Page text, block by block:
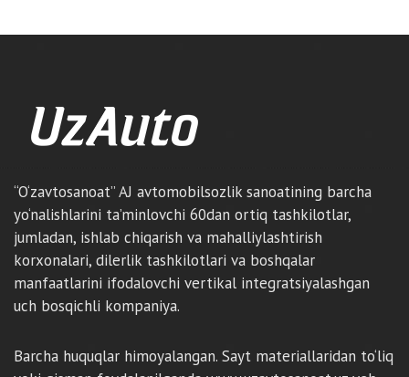
“O‘zavtosanoat” AJ avtomobilsozlik sanoatining barcha
yo‘nalishlarini ta’minlovchi 60dan ortiq tashkilotlar,
jumladan, ishlab chiqarish va mahalliylashtirish
korxonalari, dilerlik tashkilotlari va boshqalar
manfaatlarini ifodalovchi vertikal integratsiyalashgan
uch bosqichli kompaniya.
Barcha huquqlar himoyalangan. Sayt materiallaridan to‘liq